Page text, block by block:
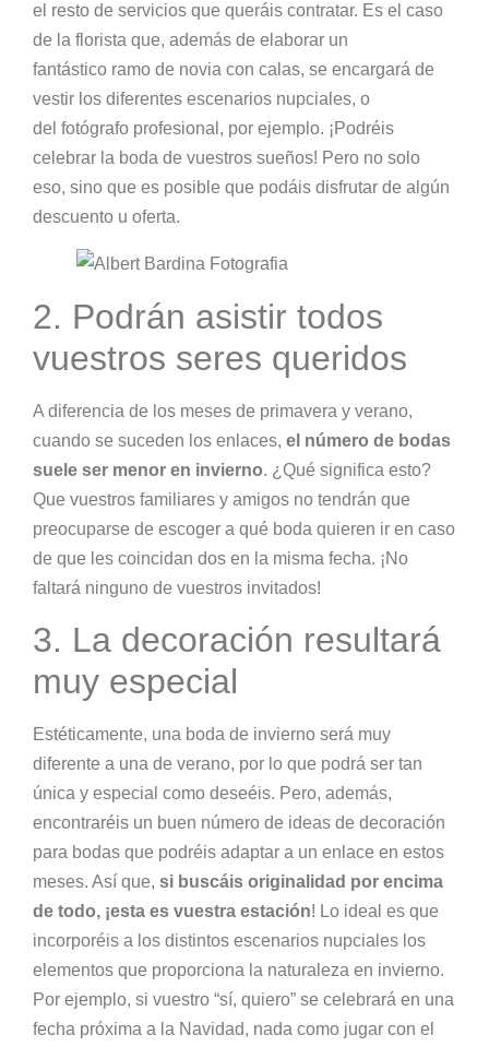
el resto de servicios que queráis contratar. Es el caso
de la florista que, además de elaborar un
fantástico ramo de novia con calas, se encargará de
vestir los diferentes escenarios nupciales, o
del fotógrafo profesional, por ejemplo. ¡Podréis
celebrar la boda de vuestros sueños! Pero no solo
eso, sino que es posible que podáis disfrutar de algún
descuento u oferta.
2. Podrán asistir todos
vuestros seres queridos
A diferencia de los meses de primavera y verano,
cuando se suceden los enlaces, el número de bodas
suele ser menor en invierno. ¿Qué significa esto?
Que vuestros familiares y amigos no tendrán que
preocuparse de escoger a qué boda quieren ir en caso
de que les coincidan dos en la misma fecha. ¡No
faltará ninguno de vuestros invitados!
3. La decoración resultará
muy especial
Estéticamente, una boda de invierno será muy
diferente a una de verano, por lo que podrá ser tan
única y especial como deseéis. Pero, además,
encontraréis un buen número de ideas de decoración
para bodas que podréis adaptar a un enlace en estos
meses. Así que, si buscáis originalidad por encima
de todo, ¡esta es vuestra estación! Lo ideal es que
incorporéis a los distintos escenarios nupciales los
elementos que proporciona la naturaleza en invierno.
Por ejemplo, si vuestro “sí, quiero” se celebrará en una
fecha próxima a la Navidad, nada como jugar con el